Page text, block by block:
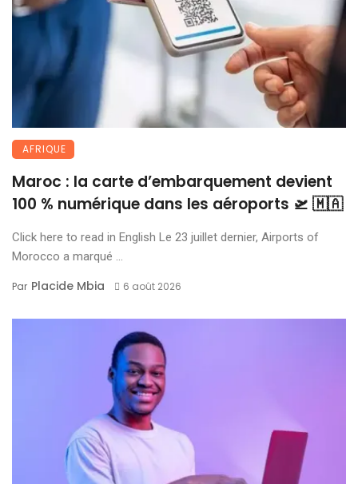
AFRIQUE
Maroc : la carte d’embarquement devient
100 % numérique dans les aéroports 🛫 🇲🇦
Click here to read in English Le 23 juillet dernier, Airports of
Morocco a marqué ...
Par Placide Mbia 6 août 2026